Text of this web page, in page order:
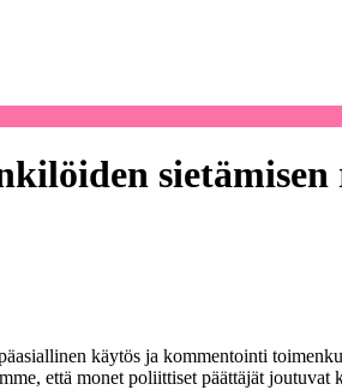
käytös ja kommentointi
että monet poliittiset päättäjät